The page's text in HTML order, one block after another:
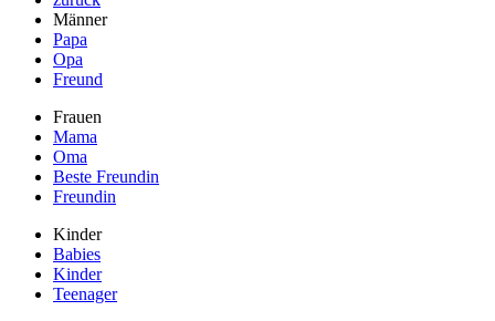
Männer
Papa
Opa
Freund
Frauen
Mama
Oma
Beste Freundin
Freundin
Kinder
Babies
Kinder
Teenager